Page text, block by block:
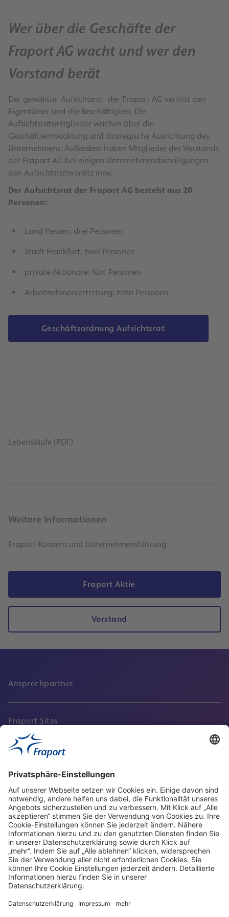
Wer über die Geschäfte der
Fraport AG wacht und wer den
Vorstand berät
Der gewählte Aufsichtsrat der Fraport AG vertritt den
Eigentümer und die Beschäftigten. Die
Aufsichtsratsmitglieder wachen über die
Geschäftsentwicklung und strategische Ausrichtung des
Unternehmens. Außerdem haben Mitglieder des Vorstands
der Fraport AG bei einigen Unternehmensbeteiligungen
den Aufsichtsratsvorsitz inne.
Der Aufsichtsrat der Fraport AG besteht aus 20
Personen:
Land Hessen: drei Personen
Stadt Frankfurt: zwei Personen
private Aktionäre: fünf Personen
Arbeitnehmervertretung: zehn Personen
Geschäftsordnung Aufsichtsrat
Lebensläufe (PDF)
Weitere Informationen
Fraport-Konzern und Unternehmensführung
Fraport Aktie
Vorstand
Ansprechpartner
Fraport Sites
Aktuell
Service
Frankfurt Airport
properties.socialType
properties.socialType
properties.socialType
properties.socialType
Frankfurt CargoHub
properties.socialType